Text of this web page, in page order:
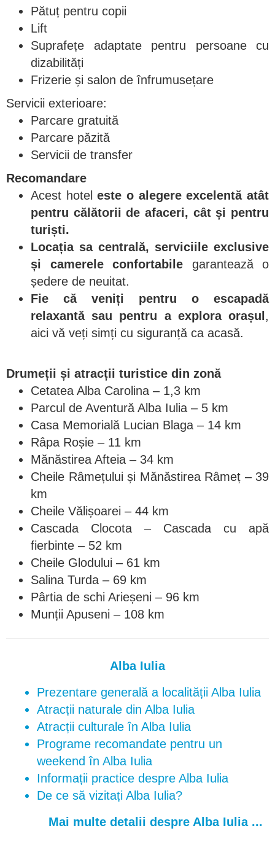
Pătuț pentru copii
Lift
Suprafețe adaptate pentru persoane cu
dizabilități
Frizerie și salon de înfrumusețare
Servicii exterioare:
Parcare gratuită
Parcare păzită
Servicii de transfer
Recomandare
Acest hoteleste o alegere excelentă atât
pentru călătorii de afaceri, cât și pentru
turiști.
Locația sa centrală, serviciile exclusive
și camerele confortabile garantează o
ședere de neuitat.
Fie că veniți pentru o escapadă
relaxantă sau pentru a explora orașul ,
aici vă veți simți cu siguranță ca acasă.
Drumeții și atracții turistice din zonă
Cetatea Alba Carolina – 1,3 km
Parcul de Aventură Alba Iulia – 5 km
Casa Memorială Lucian Blaga – 14 km
Râpa Roșie – 11 km
Mănăstirea Afteia – 34 km
Cheile Râmețului și Mănăstirea Râmeț – 39
km
Cheile Vălișoarei – 44 km
Cascada Clocota – Cascada cu apă
fierbinte – 52 km
Cheile Glodului – 61 km
Salina Turda – 69 km
Pârtia de schi Arieșeni – 96 km
Munții Apuseni – 108 km
Alba Iulia
Prezentare generală a localității Alba Iulia
Atracții naturale din Alba Iulia
Atracții culturale în Alba Iulia
Programe recomandate pentru un
weekend în Alba Iulia
Informații practice despre Alba Iulia
De ce să vizitați Alba Iulia?
Mai multe detalii despre Alba Iulia ...